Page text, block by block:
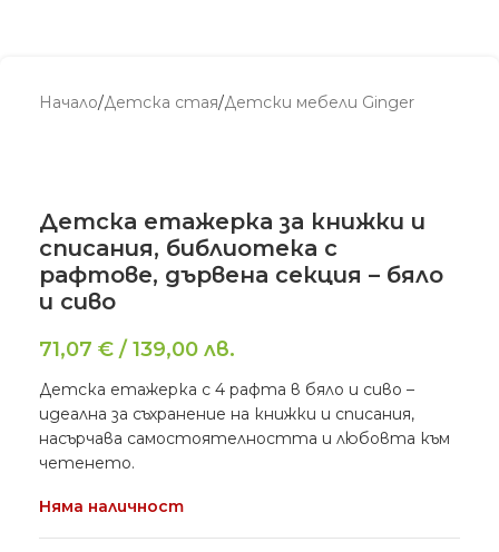
Начало/Детскa стая/Детски мебели Ginger
Детска етажерка за книжки и
списания, библиотека с
рафтове, дървена секция – бяло
и сиво
71,07 € /139,00 лв.
Детска етажерка с 4 рафта в бяло и сиво –
идеална за съхранение на книжки и списания,
насърчава самостоятелността и любовта към
четенето.
Няма наличност